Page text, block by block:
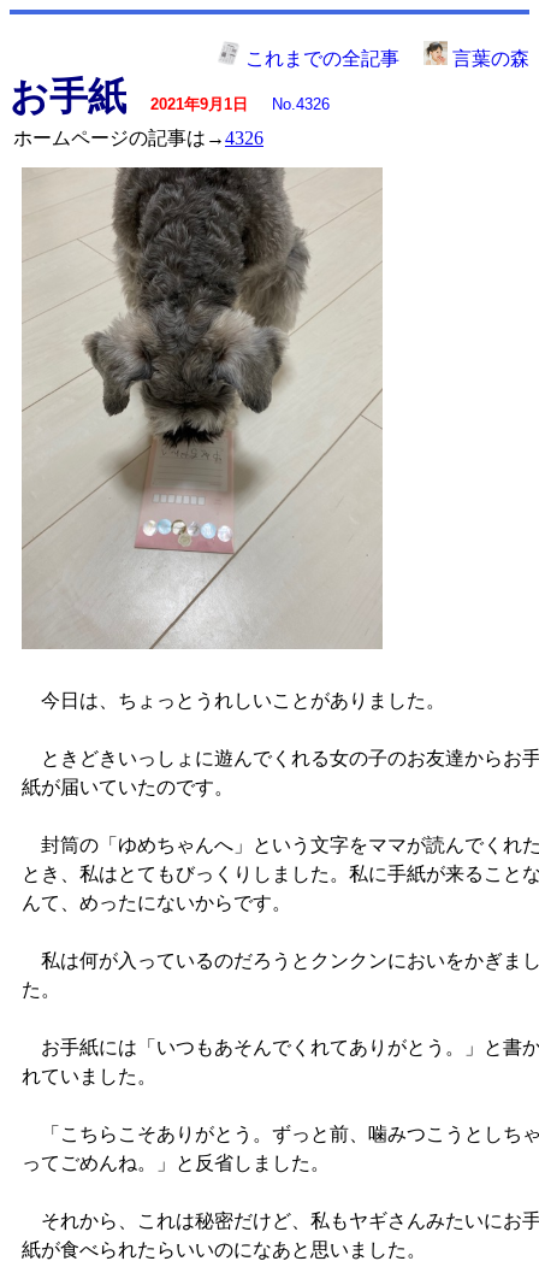
これまでの全記事 言葉の森
お手紙 2021年9月1日 No.4326
ホームページの記事は→4326
今日は、ちょっとうれしいことがありました。
ときどきいっしょに遊んでくれる女の子のお友達からお
紙が届いていたのです。
封筒の「ゆめちゃんへ」という文字をママが読んでくれ
とき、私はとてもびっくりしました。私に手紙が来ること
んて、めったにないからです。
私は何が入っているのだろうとクンクンにおいをかぎま
た。
お手紙には「いつもあそんでくれてありがとう。」と書
れていました。
「こちらこそありがとう。ずっと前、噛みつこうとしち
ってごめんね。」と反省しました。
それから、これは秘密だけど、私もヤギさんみたいにお
紙が食べられたらいいのになあと思いました。